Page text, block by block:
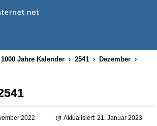
1000 Jahre Kalender 2541
Dezember
2022
Aktualisiert: 21. Januar 2023